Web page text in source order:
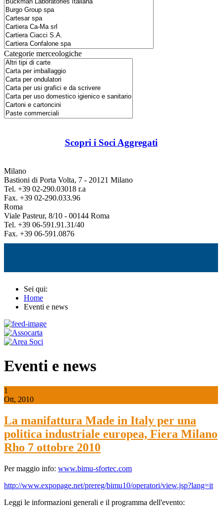
Categorie merceologiche
Scopri i Soci Aggregati
Milano
Bastioni di Porta Volta, 7 - 20121 Milano
Tel. +39 02-290.03018 r.a
Fax. +39 02-290.033.96
Roma
Viale Pasteur, 8/10 - 00144 Roma
Tel. +39 06-591.91.31/40
Fax. +39 06-591.0876
Sei qui:
Home
Eventi e news
Eventi e news
1
Ott, 2010
La manifattura Made in Italy per una
politica industriale europea, Fiera Milano
Rho 7 ottobre 2010
Per maggio info: www.bimu-sfortec.com
http://www.expopage.net/prereg/bimu10/operatori/view.jsp?lang=it
Leggi le informazioni generali e il programma dell'evento: